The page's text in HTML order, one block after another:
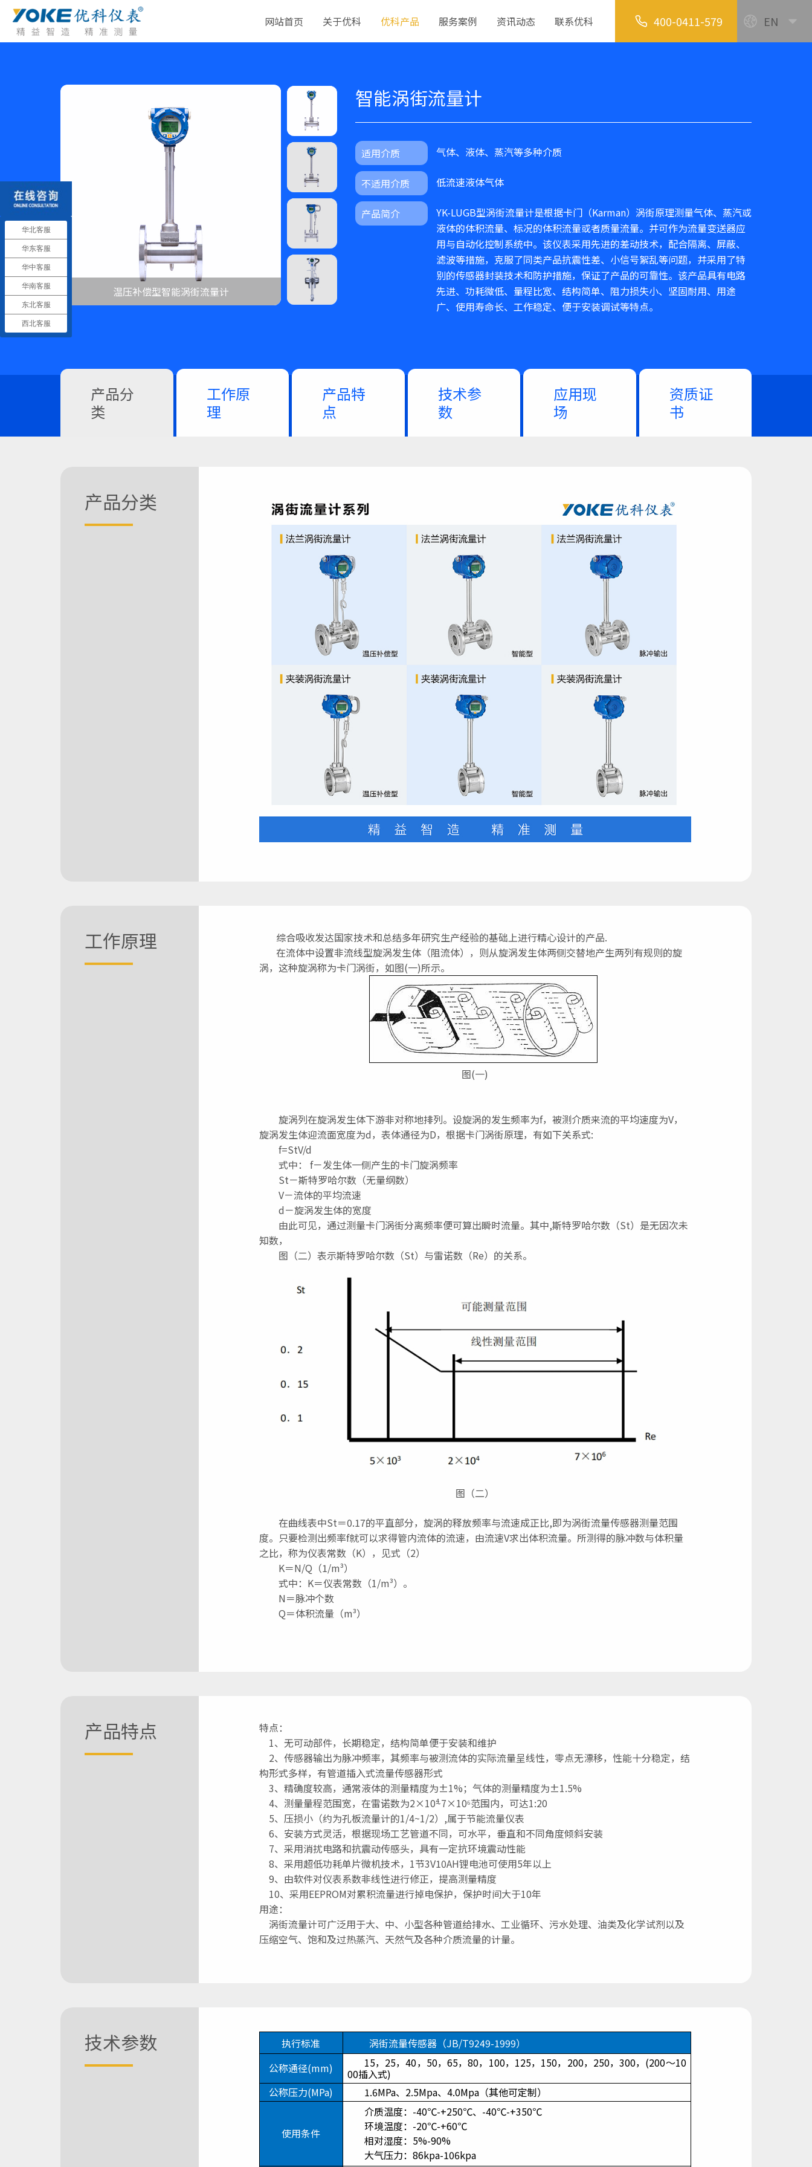
网站首页 关于优科 优科产品 服务案例 资讯动态 联系优科 400-0411-579 EN
温压补偿型智能涡街流量计
智能涡街流量计
适用介质 气体、液体、蒸汽等多种介质
不适用介质 低流速液体气体
产品简介
YK-LUGB型涡街流量计是根据卡门（Karman）涡街原理测量气体、蒸汽或
液体的体积流量、标况的体积流量或者质量流量。并可作为流量变送器应
用与自动化控制系统中。该仪表采用先进的差动技术，配合隔离、屏蔽、
滤波等措施，克服了同类产品抗震性差、小信号絮乱等问题，并采用了特
别的传感器封装技术和防护措施，保证了产品的可靠性。该产品具有电路
先进、功耗微低、量程比宽、结构简单、阻力损失小、坚固耐用、用途
广、使用寿命长、工作稳定、便于安装调试等特点。
产品分
类
工作原
理
产品特
点
技术参
数
应用现
场
资质证
书
产品分类
工作原理
综合吸收发达国家技术和总结多年研究生产经验的基础上进行精心设计的产品.
在流体中设置非流线型旋涡发生体（阻流体），则从旋涡发生体两侧交替地产生两列有规则的旋
涡，这种旋涡称为卡门涡街，如图(一)所示。
图(一)
旋涡列在旋涡发生体下游非对称地排列。设旋涡的发生频率为f，被测介质来流的平均速度为V，
旋涡发生体迎流面宽度为d，表体通径为D，根据卡门涡街原理，有如下关系式:
f=StV/d
式中： f－发生体一侧产生的卡门旋涡频率
St－斯特罗哈尔数（无量纲数）
V－流体的平均流速
d－旋涡发生体的宽度
由此可见，通过测量卡门涡街分离频率便可算出瞬时流量。其中,斯特罗哈尔数（St）是无因次未
知数，
图（二）表示斯特罗哈尔数（St）与雷诺数（Re）的关系。
图（二）
在曲线表中St＝0.17的平直部分，旋涡的释放频率与流速成正比,即为涡街流量传感器测量范围
度。只要检测出频率f就可以求得管内流体的流速，由流速V求出体积流量。所测得的脉冲数与体积量
之比，称为仪表常数（K），见式（2）
K＝N/Q（1/m³）
式中：K＝仪表常数（1/m³）。
N＝脉冲个数
Q＝体积流量（m³）
产品特点
特点：
1、无可动部件，长期稳定，结构简单便于安装和维护
2、传感器输出为脉冲频率，其频率与被测流体的实际流量呈线性，零点无漂移，性能十分稳定，结
构形式多样，有管道插入式流量传感器形式
3、精确度较高，通常液体的测量精度为±1%；气体的测量精度为±1.5%
4、测量量程范围宽，在雷诺数为2×10⁴~7×10⁶范围内，可达1:20
5、压损小（约为孔板流量计的1/4~1/2）,属于节能流量仪表
6、安装方式灵活，根据现场工艺管道不同，可水平，垂直和不同角度倾斜安装
7、采用消扰电路和抗震动传感头，具有一定抗环境震动性能
8、采用超低功耗单片微机技术，1节3V10AH锂电池可使用5年以上
9、由软件对仪表系数非线性进行修正，提高测量精度
10、采用EEPROM对累积流量进行掉电保护，保护时间大于10年
用途：
涡街流量计可广泛用于大、中、小型各种管道给排水、工业循环、污水处理、油类及化学试剂以及
压缩空气、饱和及过热蒸汽、天然气及各种介质流量的计量。
技术参数 执行标准
涡街流量传感器（JB/T9249-1999）
公称通径(mm)
15，25，40，50，65，80，100，125，150，200，250，300，(200～10
00插入式)
公称压力(MPa)
1.6MPa、2.5Mpa、4.0Mpa（其他可定制）
使用条件
介质温度：-40℃-+250℃、-40℃-+350℃
环境温度：-20℃-+60℃
相对湿度：5%-90%
大气压力：86kpa-106kpa
华北客服
华东客服
华中客服
华南客服
东北客服
西北客服